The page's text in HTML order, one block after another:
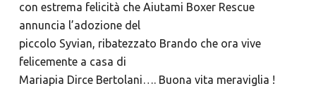
con estrema felicità che Aiutami Boxer Rescue
annuncia l’adozione del
piccolo Syvian, ribatezzato Brando che ora vive
felicemente a casa di
Mariapia Dirce Bertolani…. Buona vita meraviglia !